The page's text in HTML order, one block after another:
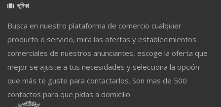
ভূমিকা
Busca en nuestro plataforma de comercio cualquier
producto o servicio, mira las ofertas y establecimientos
comerciales de nuestros anunciantes, escoge la oferta que
mejor se ajuste a tus necesidades y selecciona la opción
que más te guste para contactarlos. Son mas de 500
contactos para que pidas a domicilio